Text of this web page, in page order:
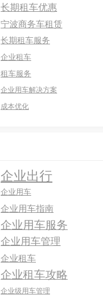
长期租车优惠
宁波商务车租赁
长期租车服务
企业租车
租车服务
企业用车解决方案
成本优化
企业出行
企业用车
企业用车指南
企业用车服务
企业用车管理
企业租车
企业租车攻略
企业级用车管理